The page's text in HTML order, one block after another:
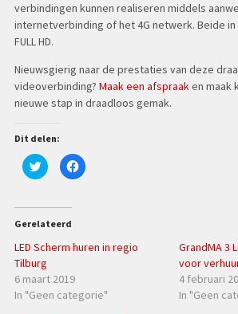
verbindingen kunnen realiseren middels
internetverbinding of het 4G netwerk. Beide
FULL HD.
Nieuwsgierig naar de prestaties van deze
videoverbinding? Maak een afspraaken maak
nieuwe stap in draadloos gemak.
Dit delen:
Klik
om
Twitter
(Wordt
in
een
nieuw
venster
geopend)
Klik
om
nieuw
Gerelateerd
LED Scherm huren in regio
Tilburg
6 maart 2019
In "Geen categorie"
GrandMA 3
voor
4 februari
In "Geen